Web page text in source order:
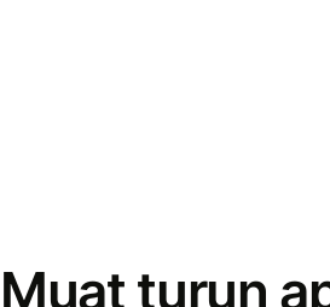
Muat turun